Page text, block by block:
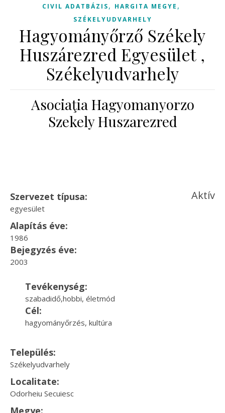
CIVIL ADATBÁZIS, HARGITA MEGYE ,
SZÉKELYUDVARHELY
Hagyományőrző Székely
Huszárezred Egyesület ,
Székelyudvarhely
Asociaţia Hagyomanyorzo
Szekely Huszarezred
Szervezet típusa:
egyesület
Aktív
Alapítás éve:
1986
Bejegyzés éve:
2003
Tevékenység:
szabadidő,hobbi, életmód
Cél:
hagyományőrzés, kultúra
Település:
Székelyudvarhely
Localitate:
Odorheiu Secuiesc
Megye: